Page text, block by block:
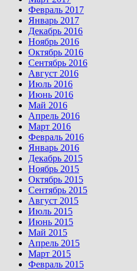
Февраль 2017
Январь 2017
Декабрь 2016
Ноябрь 2016
Октябрь 2016
Сентябрь 2016
Август 2016
Июль 2016
Июнь 2016
Май 2016
Апрель 2016
Март 2016
Февраль 2016
Январь 2016
Декабрь 2015
Ноябрь 2015
Октябрь 2015
Сентябрь 2015
Август 2015
Июль 2015
Июнь 2015
Май 2015
Апрель 2015
Март 2015
Февраль 2015